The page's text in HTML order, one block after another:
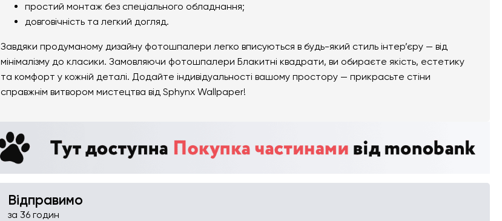
простий монтаж без спеціального обладнання;
довговічність та легкий догляд.
Завдяки продуманому дизайну фотошпалери легко вписуються в будь-який стиль інтер’єру — від
мінімалізму до класики. Замовляючи фотошпалери Блакитні квадрати, ви обираєте якість, естетику
та комфорт у кожній деталі. Додайте індивідуальності вашому простору — прикрасьте стіни
справжнім витвором мистецтва від Sphynx Wallpaper!
Відправимо
за 36 годин